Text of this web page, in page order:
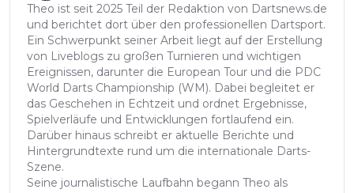
Theo ist seit 2025 Teil der Redaktion von Dartsnews.de
und berichtet dort über den professionellen Dartsport.
Ein Schwerpunkt seiner Arbeit liegt auf der Erstellung
von Liveblogs zu großen Turnieren und wichtigen
Ereignissen, darunter die European Tour und die PDC
World Darts Championship (WM). Dabei begleitet er
das Geschehen in Echtzeit und ordnet Ergebnisse,
Spielverläufe und Entwicklungen fortlaufend ein.
Darüber hinaus schreibt er aktuelle Berichte und
Hintergrundtexte rund um die internationale Darts-
Szene.
Seine journalistische Laufbahn begann Theo als